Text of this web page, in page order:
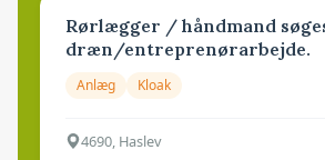
Rørlægger / håndmand
dræn/entreprenørarbejde.
Anlæg Kloak
4690, Haslev